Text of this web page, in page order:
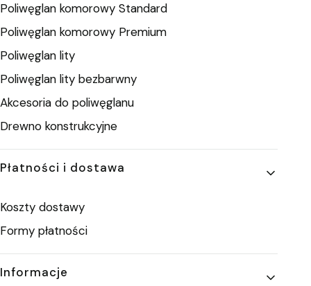
Poliwęglan komorowy Standard
Poliwęglan komorowy Premium
Poliwęglan lity
Poliwęglan lity bezbarwny
Akcesoria do poliwęglanu
Drewno konstrukcyjne
Płatności i dostawa
Koszty dostawy
Formy płatności
Informacje